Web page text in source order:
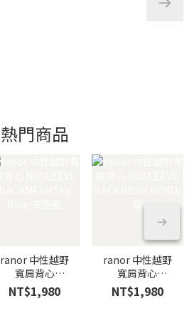
熱門商品
ranor 中性越野
寬肩背心
NOSLEEVE
BACKMESH Sky
NT$1,980
ranor 中性越野
寬肩背心
NOSLEEVE
BACKMESH
NT$1,980